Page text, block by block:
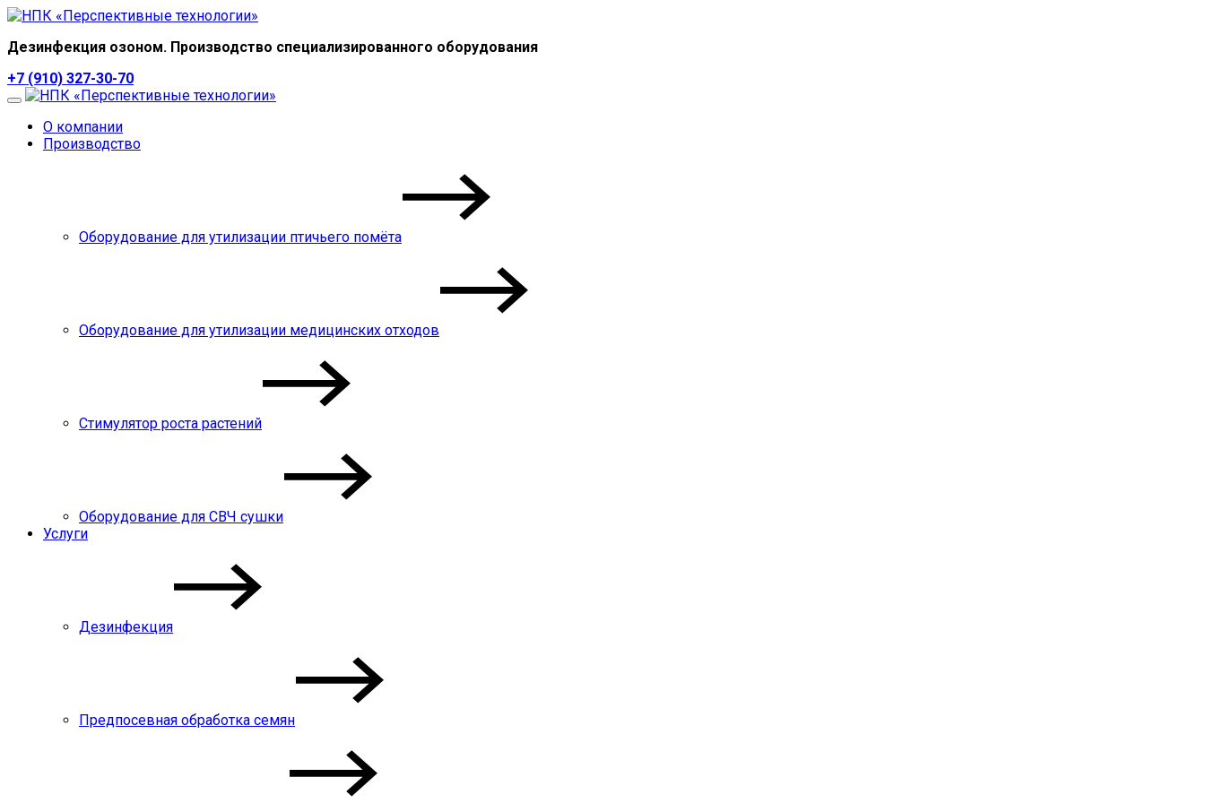
Дезинфекция озоном. Производство специализированного оборудования
+7 (910) 327-30-70
О компании
Производство
Оборудование для утилизации птичьего помёта
Оборудование для утилизации медицинских отходов
Стимулятор роста растений
Оборудование для СВЧ сушки
Услуги
Дезинфекция
Предпосевная обработка семян